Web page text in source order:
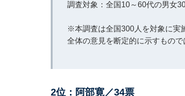
調査対象：全国10～60代の男女
※本調査は全国300人を対象に実
全体の意見を断定的に示すもの
2位：阿部寛／34票